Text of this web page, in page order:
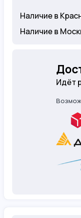
Наличие в
Наличие в
Идёт